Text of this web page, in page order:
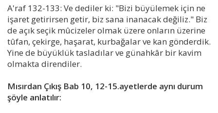
A'raf 132-133: Ve dediler ki: "Bizi büyülemek için ne
işaret getirirsen getir, biz sana inanacak değiliz." Biz
de açık seçik mûcizeler olmak üzere onların üzerine
tûfan, çekirge, haşarat, kurbağalar ve kan gönderdik.
Yine de büyüklük tasladılar ve günahkâr bir kavim
olmakta direndiler.
Mısırdan Çıkış Bab 10, 12-15.ayetlerde aynı durum
şöyle anlatılır: